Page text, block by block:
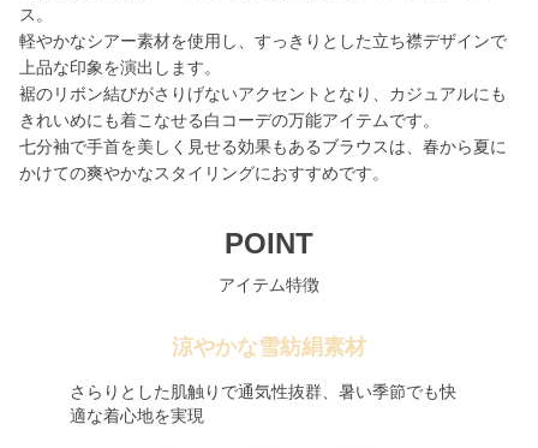
ス。
軽やかなシアー素材を使用し、すっきりとした立ち襟デザインで
上品な印象を演出します。
裾のリボン結びがさりげないアクセントとなり、カジュアルにも
きれいめにも着こなせる白コーデの万能アイテムです。
七分袖で手首を美しく見せる効果もあるブラウスは、春から夏に
かけての爽やかなスタイリングにおすすめです。
POINT
アイテム特徴
涼やかな雪紡絹素材
さらりとした肌触りで通気性抜群、暑い季節でも快
適な着心地を実現